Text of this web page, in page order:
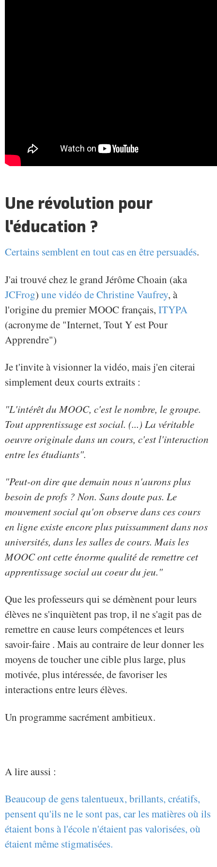
Une révolution pour
l'éducation ?
Certains semblent en tout cas en être persuadés.
J'ai trouvé chez le grand Jérôme Choain (aka
JCFrog) une vidéo de Christine Vaufrey, à
l'origine du premier MOOC français, ITYPA
(acronyme de "Internet, Tout Y est Pour
Apprendre")
Je t'invite à visionner la vidéo, mais j'en citerai
simplement deux courts extraits :
"L'intérêt du MOOC, c'est le nombre, le groupe.
Tout apprentissage est social. (...) La véritable
oeuvre originale dans un cours, c'est l'interaction
entre les étudiants".
"Peut-on dire que demain nous n'aurons plus
besoin de profs ? Non. Sans doute pas. Le
mouvement social qu'on observe dans ces cours
en ligne existe encore plus puissamment dans nos
universités, dans les salles de cours. Mais les
MOOC ont cette énorme qualité de remettre cet
apprentissage social au coeur du jeu."
Que les professeurs qui se démènent pour leurs
élèves ne s'inquiètent pas trop, il ne s'agit pas de
remettre en cause leurs compétences et leurs
savoir-faire . Mais au contraire de leur donner les
moyens de toucher une cible plus large, plus
motivée, plus intéressée, de favoriser les
interactions entre leurs élèves.
Un programme sacrément ambitieux.
A lire aussi :
Beaucoup de gens talentueux, brillants, créatifs,
pensent qu'ils ne le sont pas, car les matières où ils
étaient bons à l'école n'étaient pas valorisées, où
étaient même stigmatisées.